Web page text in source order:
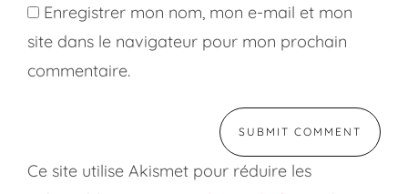
Enregistrer mon nom, mon e-mail et mon
site dans le navigateur pour mon prochain
commentaire.
Ce site utilise Akismet pour réduire les